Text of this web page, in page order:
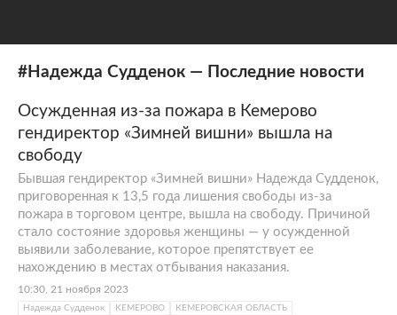
#Надежда Судденок — Последние новости
Осужденная из-за пожара в Кемерово
гендиректор «Зимней вишни» вышла на
свободу
Бывшая гендиректор «Зимней вишни» Надежда Судденок,
приговоренная к 13,5 года лишения свободы из-за
пожара в торговом центре, вышла на свободу. Причиной
стало состояние здоровья женщины — у осужденной
выявили заболевание, которое препятствует ее
нахождению в местах отбывания наказания.
10:30, 21 ноября 2023
Надежда Судденок КЕМЕРОВО КЕМЕРОВСКАЯ ОБЛАСТЬ